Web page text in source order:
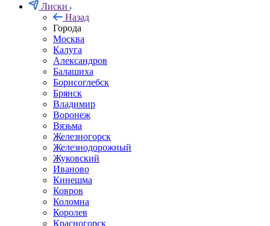
Лиски
Назад
Города
Москва
Калуга
Александров
Балашиха
Борисоглебск
Брянск
Владимир
Воронеж
Вязьма
Железногорск
Железнодорожный
Жуковский
Иваново
Кинешма
Ковров
Коломна
Королев
Красногорск